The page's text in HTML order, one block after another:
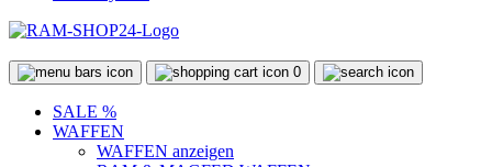
0
SALE %
WAFFEN
WAFFEN anzeigen